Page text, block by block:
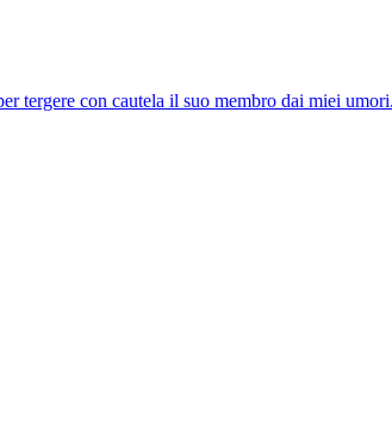
tergere con cautela il suo membro dai miei